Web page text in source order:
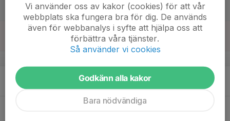
20
Mån
Vi använder oss av kakor (cookies) för att vår
webbplats ska fungera bra för dig. De används
även för webbanalys i syfte att hjälpa oss att
förbättra våra tjänster.
Så använder vi cookies
Godkänn alla kakor
Bara nödvändiga